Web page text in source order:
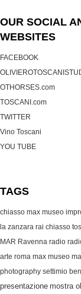
OUR SOCIAL
WEBSITES
FACEBOOK
OTHORSES.com
TOSCANI.com
TWITTER
Vino Toscani
YOU TUBE
TAGS
chiasso max museo
la zanzara rai chiasso
MAR Ravenna radio
arte roma max museo
photography settimio
presentazione mostra